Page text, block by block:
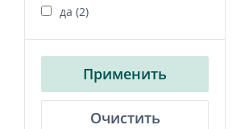
да (2)
Применить
Очистить